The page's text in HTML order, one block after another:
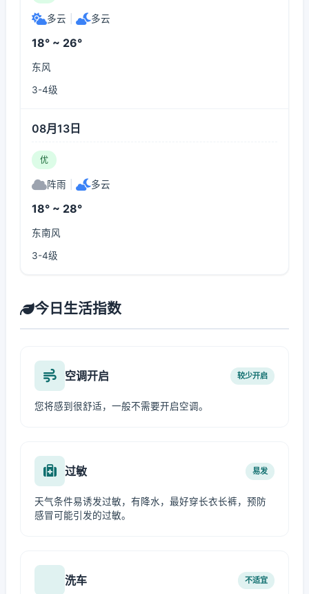
多云 多云
18° ~ 26°
东风
3-4级
08月13日
优
阵雨 多云
18° ~ 28°
东南风
3-4级
今日生活指数
空调开启 较少开启
您将感到很舒适，一般不需要开启空调。
过敏 易发
天气条件易诱发过敏，有降水，最好穿长衣长裤，预防
感冒可能引发的过敏。
洗车 不适宜